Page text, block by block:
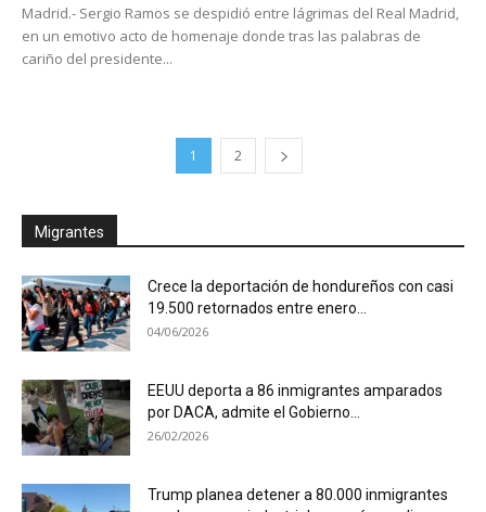
Madrid.- Sergio Ramos se despidió entre lágrimas del Real Madrid,
en un emotivo acto de homenaje donde tras las palabras de
cariño del presidente...
1 2
Migrantes
Crece la deportación de hondureños con casi
19.500 retornados entre enero...
04/06/2026
EEUU deporta a 86 inmigrantes amparados
por DACA, admite el Gobierno...
26/02/2026
Trump planea detener a 80.000 inmigrantes